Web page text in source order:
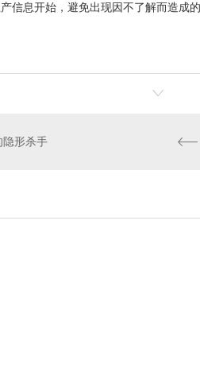
信息开始，避免出现因不了解而造成
隐形杀手